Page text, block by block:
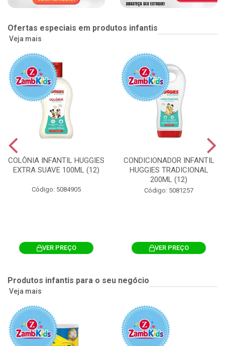
Ofertas especiais em produtos infantis
Veja mais
COLÔNIA INFANTIL HUGGIES
EXTRA SUAVE 100ML (12)
Código: 5084905
VER PREÇO
CONDICIONADOR INFANTIL
HUGGIES TRADICIONAL
200ML (12)
Código: 5081257
VER PREÇO
Produtos infantis para o seu negócio
Veja mais